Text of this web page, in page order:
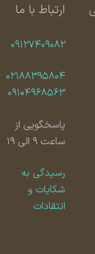
ارتباط با ما
۰۹۱۲۷۴۰۹۰۸۲
۰۲۱۸۸۳۹۵۸۰۴
۰۹۱۰۴۹۶۸۵۶۳
پاسخگویی از
ساعت ۹ الی ۱۹
رسیدگی به
شکایات و
انتقادات